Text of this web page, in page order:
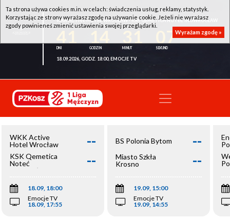
WKK ACTIVE HOTEL WROCŁAW - KSK QEMETICA NOTEĆ INOWROCŁAW
07
18.09.2026, GODZ. 18:00, EMOCJE TV
WKK Active
Hotel Wrocław
--
KSK Qemetica
Noteć
Inowrocław
--
18.09, 18:00
Emocje TV
18.09, 17:55
BS Polonia Bytom --
Miasto Szkła
Krosno
--
19.09, 15:00
Emocje TV
19.09, 14:55
Ta strona używa cookies m.in. w celach: świadczenia usług, reklamy, statystyk.
Korzystając ze strony wyrażasz zgodę na używanie cookie. Jeżeli nie wyrażasz
zgody powinieneś zmienić ustawienia swojej przeglądarki.
Wyrażam zgodę »